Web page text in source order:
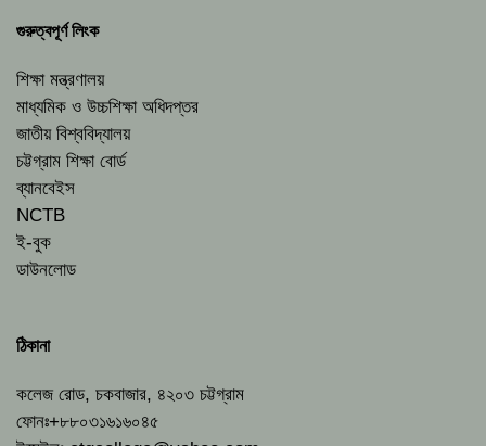
গুরুত্বপূর্ণ লিংক
শিক্ষা মন্ত্রণালয়
মাধ্যমিক ও উচ্চশিক্ষা অধিদপ্তর
জাতীয় বিশ্ববিদ্যালয়
চট্টগ্রাম শিক্ষা বোর্ড
ব্যানবেইস
NCTB
ই-বুক
ডাউনলোড
ঠিকানা
কলেজ রোড, চকবাজার, ৪২০৩ চট্টগ্রাম
ফোনঃ+৮৮০৩১৬১৬০৪৫